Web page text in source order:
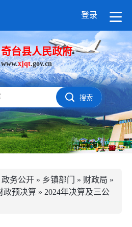
登录
奇台县人民政府
www.xjqt.gov.cn
搜索
政务公开 » 乡镇部门 » 财政局 »
政预决算 » 2024年决算及三公